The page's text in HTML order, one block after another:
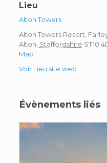
Lieu
Alton Towers
Alton Towers Resort,
Alton, Staffordshire ST10
Map
Voir Lieu site web
Évènements liés